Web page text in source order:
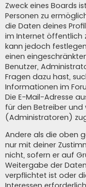
Zweck eines Boards
Personen zu
die Daten deines
im Internet öffentlich
kann jedoch
einen
Benutzer,
Fragen dazu hast,
Informationen im
Die E-Mail-Adresse
für den Betreiber
(Administratoren)
Andere als die oben
nur mit deiner
nicht, sofern er auf
Weitergabe der
verpflichtet ist oder